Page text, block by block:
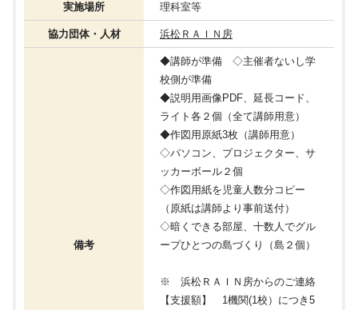
実施場所 理科室等
協力団体・人材 浜松ＲＡＩＮ房
備考
◆講師が準備 ◇主催者ないし学
校側が準備
◆説明用画像PDF、延長コード、
ライト各２個（全て講師用意）
◆作図用原紙3枚（講師用意）
◇パソコン、プロジェクター、サ
ッカーボール２個
◇作図用紙を児童人数分コピー
（原紙は講師より事前送付）
◇暗くできる部屋、十数人でグル
ープひとつの島づくり（島２個）
※ 浜松ＲＡＩＮ房からのご連絡
【支援額】 1機関(1校）につき5